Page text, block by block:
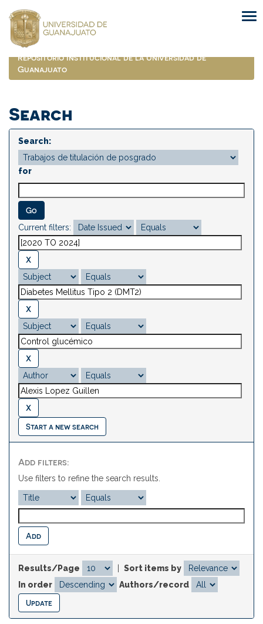
navigation
Repositorio Institucional de la Universidad de
Guanajuato
Search
Search:
for
Current filters:
Start a new search
Add filters:
Use filters to refine the search results.
Results/Page
Sort items by
In order
Authors/record